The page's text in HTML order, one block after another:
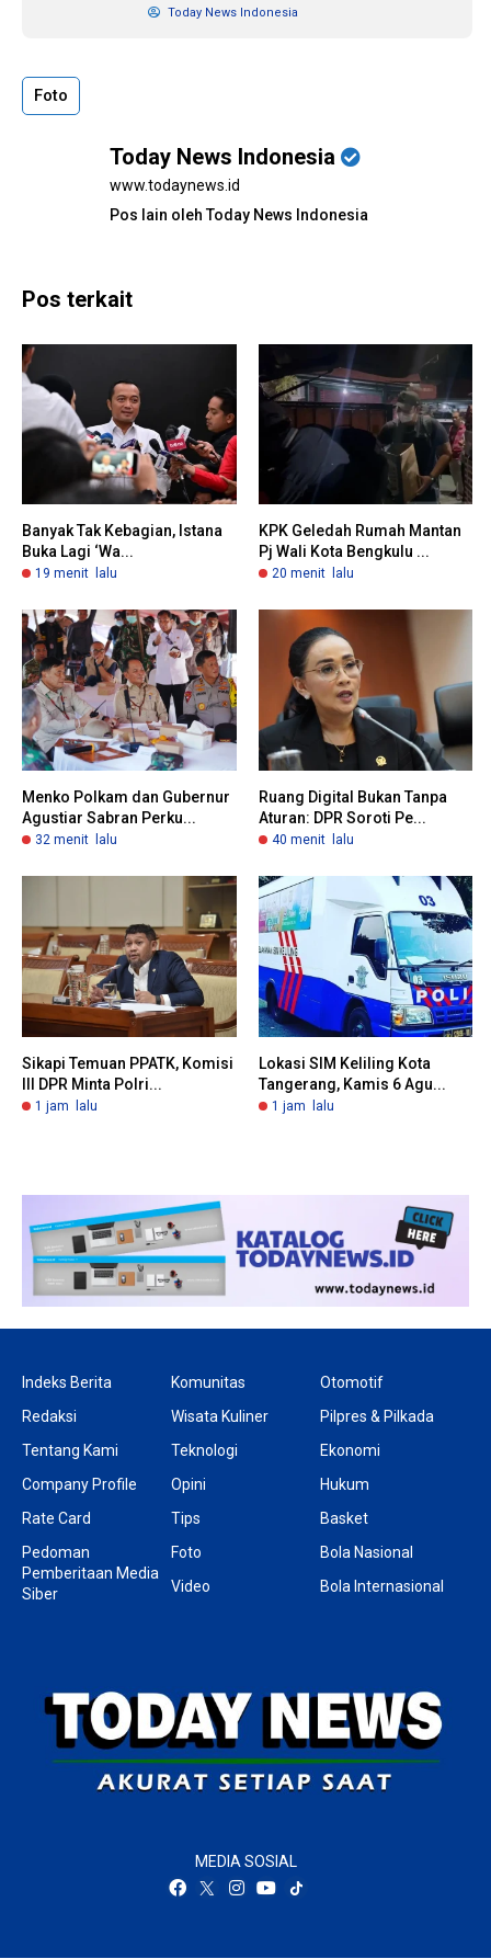
Today News Indonesia
Foto
Today News Indonesia
www.todaynews.id
Pos lain oleh Today News Indonesia
Pos terkait
Banyak Tak Kebagian, Istana
Buka Lagi ‘Wa...
19 menit lalu
KPK Geledah Rumah Mantan
Pj Wali Kota Bengkulu ...
20 menit lalu
Menko Polkam dan Gubernur
Agustiar Sabran Perku...
32 menit lalu
Ruang Digital Bukan Tanpa
Aturan: DPR Soroti Pe...
40 menit lalu
Sikapi Temuan PPATK, Komisi
III DPR Minta Polri...
1 jam lalu
Lokasi SIM Keliling Kota
Tangerang, Kamis 6 Agu...
1 jam lalu
Indeks Berita
Redaksi
Tentang Kami
Company Profile
Rate Card
Pedoman
Pemberitaan Media
Siber
Komunitas
Wisata Kuliner
Teknologi
Opini
Tips
Foto
Video
Otomotif
Pilpres & Pilkada
Ekonomi
Hukum
Basket
Bola Nasional
Bola Internasional
MEDIA SOSIAL